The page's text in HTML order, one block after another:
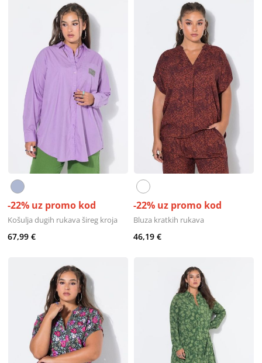
-22% uz promo kod
Košulja dugih rukava šireg kroja
67,99 €
-22% uz promo kod
Bluza kratkih rukava
46,19 €